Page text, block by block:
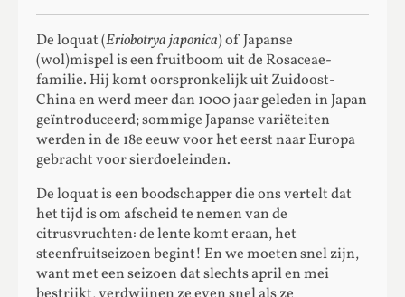
De loquat (Eriobotrya japonica) of Japanse
(wol)mispel is een fruitboom uit de Rosaceae-
familie. Hij komt oorspronkelijk uit Zuidoost-
China en werd meer dan 1000 jaar geleden in Japan
geïntroduceerd; sommige Japanse variëteiten
werden in de 18e eeuw voor het eerst naar Europa
gebracht voor sierdoeleinden.
De loquat is een boodschapper die ons vertelt dat
het tijd is om afscheid te nemen van de
citrusvruchten: de lente komt eraan, het
steenfruitseizoen begint! En we moeten snel zijn,
want met een seizoen dat slechts april en mei